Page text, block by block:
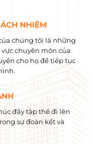
NHIỆM
chúng tôi là những
chuyên môn của
cho họ để tiếp tục
đẩy tập thể đi lên
sự đoàn kết và